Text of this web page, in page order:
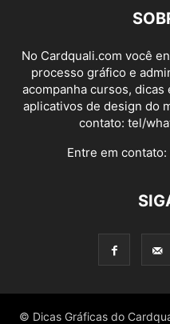
No Cardquali.com você
processo gráfico e
acompanha cursos,
aplicativos de design do
contato: tel/
Entre em contato:
© Dicas Gráficas do